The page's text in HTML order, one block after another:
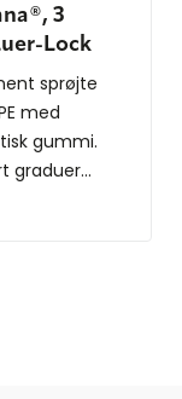
3
Lock
sprøjte
med
gummi.
graduer...